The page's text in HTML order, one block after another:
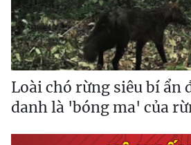
Loài chó rừng siêu bí ẩn
danh là 'bóng ma' của